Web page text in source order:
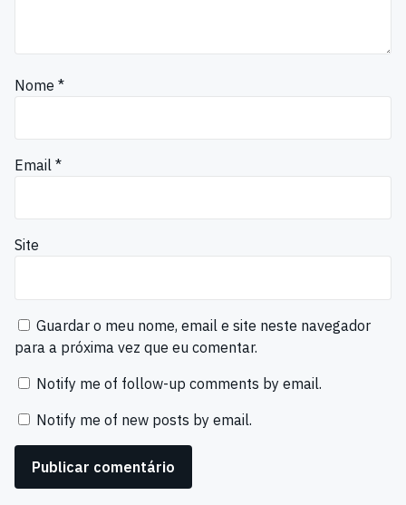
Nome *
Email *
Site
Guardar o meu nome, email e site neste navegador
para a próxima vez que eu comentar.
Notify me of follow-up comments by email.
Notify me of new posts by email.